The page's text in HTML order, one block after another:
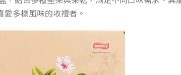
多樣風味的收禮者。